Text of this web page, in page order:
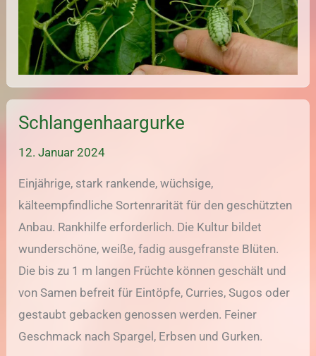
Schlangenhaargurke
12. Januar 2024
Einjährige, stark rankende, wüchsige,
kälteempfindliche Sortenrarität für den geschützten
Anbau. Rankhilfe erforderlich. Die Kultur bildet
wunderschöne, weiße, fadig ausgefranste Blüten.
Die bis zu 1 m langen Früchte können geschält und
von Samen befreit für Eintöpfe, Curries, Sugos oder
gestaubt gebacken genossen werden. Feiner
Geschmack nach Spargel, Erbsen und Gurken.